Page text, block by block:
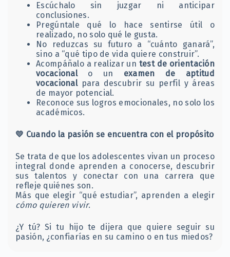
Escúchalo sin juzgar ni anticipar
conclusiones.
Pregúntale qué lo hace sentirse útil o
realizado, no solo qué le gusta.
No reduzcas su futuro a “cuánto ganará”,
sino a “qué tipo de vida quiere construir”.
Acompáñalo a realizar un test de orientación
vocacionalo un examen de aptitud
vocacionalpara descubrir su perfil y áreas
de mayor potencial.
Reconoce sus logros emocionales, no solo los
académicos.
💛 Cuando la pasión se encuentra con el propósito
Se trata de que los adolescentes vivan un proceso
integral donde aprenden a conocerse, descubrir
sus talentos y conectar con una carrera que
refleje quiénes son.
Más que elegir “qué estudiar”, aprenden a elegir
cómo quieren vivir.
¿Y tú? Si tu hijo te dijera que quiere seguir su
pasión, ¿confiarías en su camino o en tus miedos?